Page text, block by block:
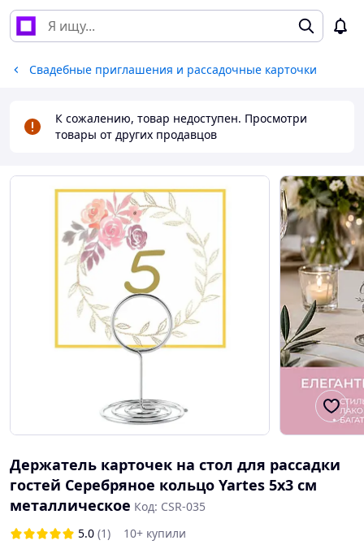
Свадебные приглашения и рассадочные карточки
К сожалению, товар недоступен. Просмотри
товары от других продавцов
Держатель карточек на стол для рассадки
гостей Серебряное кольцо Yartes 5х3 см
металлическое Код: CSR-035
5.0 (1) 10+ купили